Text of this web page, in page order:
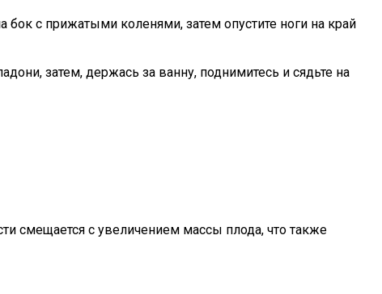
с прижатыми коленями, затем опустите ноги на край
затем, держась за ванну, поднимитесь и сядьте на
смещается с увеличением массы плода, что также